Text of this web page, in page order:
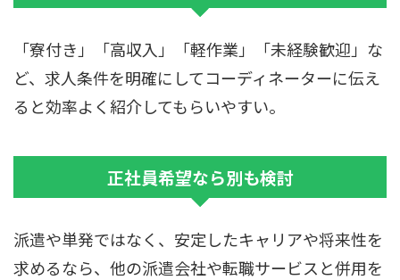
「寮付き」「高収入」「軽作業」「未経験歓迎」な
ど、求人条件を明確にしてコーディネーターに伝え
ると効率よく紹介してもらいやすい。
正社員希望なら別も検討
派遣や単発ではなく、安定したキャリアや将来性を
求めるなら、他の派遣会社や転職サービスと併用を